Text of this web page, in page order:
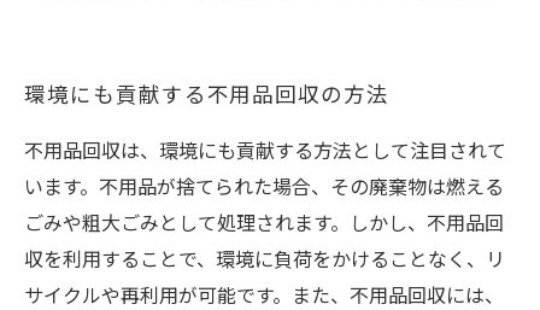
環境にも貢献する不用品回収の方法
不用品回収は、環境にも貢献する方法として注目されて
います。不用品が捨てられた場合、その廃棄物は燃える
ごみや粗大ごみとして処理されます。しかし、不用品回
収を利用することで、環境に負荷をかけることなく、リ
サイクルや再利用が可能です。また、不用品回収には、